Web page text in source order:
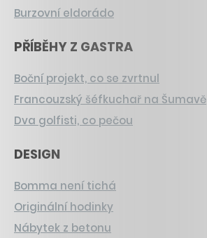
Burzovní eldorádo
PŘÍBĚHY Z GASTRA
Boční projekt, co se zvrtnul
Francouzský šéfkuchař na Šumavě
Dva golfisti, co pečou
DESIGN
Bomma není tichá
Originální hodinky
Nábytek z betonu